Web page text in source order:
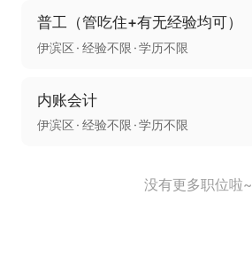
普工（管吃住+有无经验均可）
伊滨区 经验不限 学历不限
内账会计
伊滨区 经验不限 学历不限
没有更多职位啦~